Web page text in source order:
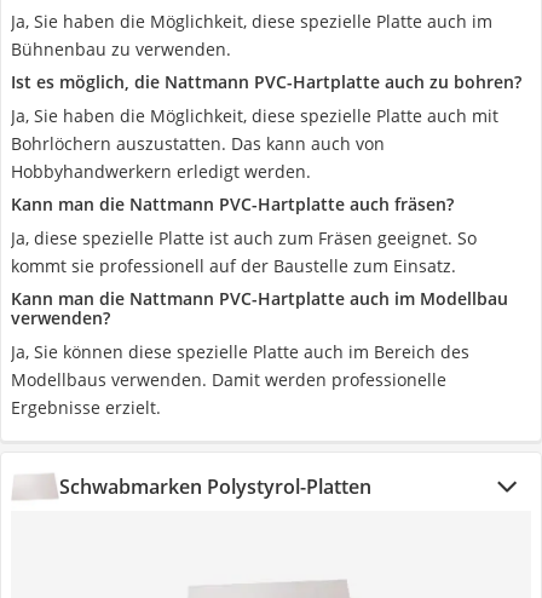
Ja, Sie haben die Möglichkeit, diese spezielle Platte auch im
Bühnenbau zu verwenden.
Ist es möglich, die Nattmann PVC-Hartplatte auch zu bohren?
Ja, Sie haben die Möglichkeit, diese spezielle Platte auch mit
Bohrlöchern auszustatten. Das kann auch von
Hobbyhandwerkern erledigt werden.
Kann man die Nattmann PVC-Hartplatte auch fräsen?
Ja, diese spezielle Platte ist auch zum Fräsen geeignet. So
kommt sie professionell auf der Baustelle zum Einsatz.
Kann man die Nattmann PVC-Hartplatte auch im Modellbau
verwenden?
Ja, Sie können diese spezielle Platte auch im Bereich des
Modellbaus verwenden. Damit werden professionelle
Ergebnisse erzielt.
Schwabmarken Polystyrol-Platten